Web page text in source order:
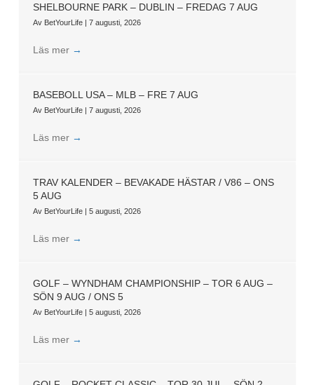
SHELBOURNE PARK – DUBLIN – FREDAG 7 AUG
Av BetYourLife | 7 augusti, 2026
Läs mer →
BASEBOLL USA – MLB – FRE 7 AUG
Av BetYourLife | 7 augusti, 2026
Läs mer →
TRAV KALENDER – BEVAKADE HÄSTAR / V86 – ONS
5 AUG
Av BetYourLife | 5 augusti, 2026
Läs mer →
GOLF – WYNDHAM CHAMPIONSHIP – TOR 6 AUG –
SÖN 9 AUG / ONS 5
Av BetYourLife | 5 augusti, 2026
Läs mer →